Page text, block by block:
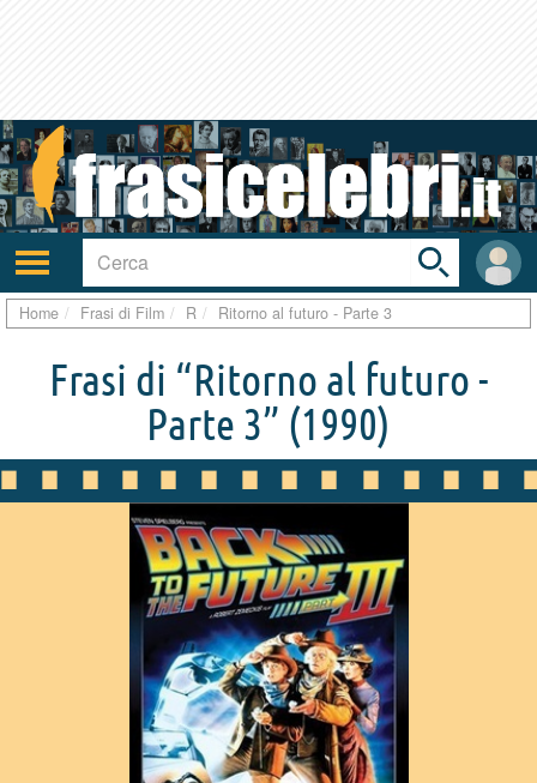
Attiva/disattiva
navigazione
User
area
Toggle
search
bar
Home Frasi di Film R Ritorno al futuro - Parte 3
Frasi di “Ritorno al futuro -
Parte 3” (1990)